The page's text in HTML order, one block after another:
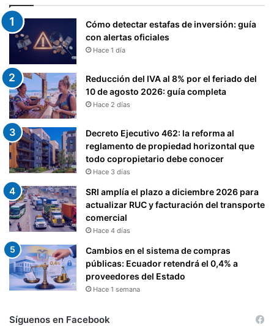
Cómo detectar estafas de inversión: guía
con alertas oficiales
Hace 1 día
Reducción del IVA al 8% por el feriado del
10 de agosto 2026: guía completa
Hace 2 días
Decreto Ejecutivo 462: la reforma al
reglamento de propiedad horizontal que
todo copropietario debe conocer
Hace 3 días
SRI amplía el plazo a diciembre 2026 para
actualizar RUC y facturación del transporte
comercial
Hace 4 días
Cambios en el sistema de compras
públicas: Ecuador retendrá el 0,4% a
proveedores del Estado
Hace 1 semana
Síguenos en Facebook